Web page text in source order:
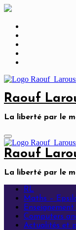
Skip
content
Raouf
La liberté par le
Raouf
La liberté par le
RL
Maths –
Computers
Actualités et